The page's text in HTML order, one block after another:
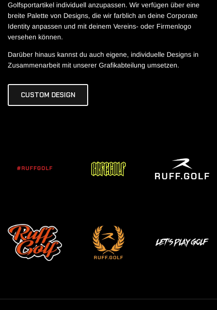
Golfsportartikel individuell anzupassen. Wir verfügen über eine
breite Palette von Designs, die wir farblich an deine Corporate
Identity anpassen und mit deinem Vereins- oder Firmenlogo
versehen können.
Darüber hinaus kannst du auch eigene, individuelle Designs in
Zusammenarbeit mit unserer Grafikabteilung umsetzen.
CUSTOM DESIGN